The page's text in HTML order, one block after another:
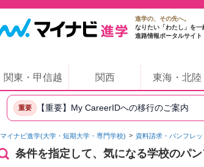
進学の、その先へ。
なりたい「わたし」を一
進路情報ポータルサイト
関東・甲信越 関西 東海・北陸
重要 【重要】My CareerIDへの移行のご案内
マイナビ進学(大学・短期大学・専門学校) 資料請求・パンフレ
条件を指定して、気になる学校のパ